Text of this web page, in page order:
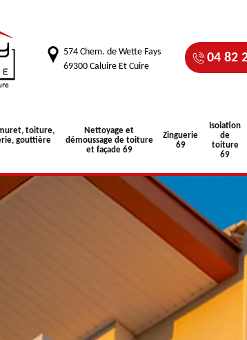
574 Chem. de Wette Fays
69300 Caluire Et Cuire
04 82
toiture,
gouttière
Nettoyage et
démoussage de toiture
et façade 69
Zinguerie
69
Isolation
de
toiture
69